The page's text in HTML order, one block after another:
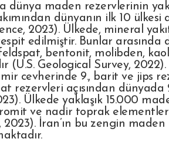
dünya maden rezervlerinin
dünyanın ilk 10
2023). Ülkede, mineral
edilmiştir. Bunlar arasında
bentonit, molibden,
(U.S. Geological Survey,
cevherinde 9., barit ve jips
rezervleri açısından
Ülkede yaklaşık 15.000
ve nadir toprak
İran’ın bu zengin